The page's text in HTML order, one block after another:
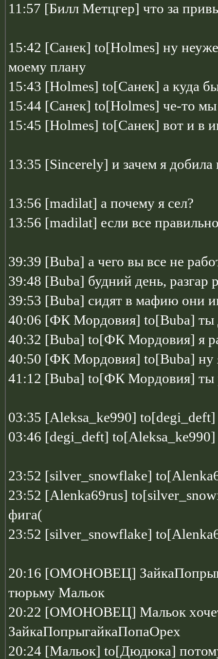
11:57 [Билл Метцгер] что за
15:42 [Санек] to[Holmes] ну
моему плану
15:43 [Holmes] to[Санек] а куда
15:44 [Санек] to[Holmes] че-то мы
15:45 [Holmes] to[Санек] вот и в
13:35 [Sincerely] и зачем я
13:56 [madilat] а почему я сел?
13:56 [madilat] если все
39:39 [Buba] а чего вы все не
39:48 [Buba] будний день, разгар
39:53 [Buba] сидят в мафию они
40:06 [ФК Мордовия] to[Buba] ты
40:32 [Buba] to[ФК Мордовия] я
40:50 [ФК Мордовия] to[Buba] ну
41:12 [Buba] to[ФК Мордовия] ты
03:35 [Aleksa_ke990]
03:46 [degi_deft]
23:52 [silver_snowflake]
23:52 [Alenka69rus]
фига(
23:52 [silver_snowflake]
20:16 [ОМОНОВЕЦ]
тюрьму Мальок
20:22 [ОМОНОВЕЦ] Мальок
ЗайкаПопрыгайкаПопаОрех
20:24 [Мальок] to[Дюдюка]